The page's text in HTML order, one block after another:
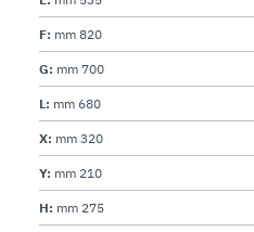
F: mm 820
G: mm 700
L: mm 680
X: mm 320
Y: mm 210
H: mm 275